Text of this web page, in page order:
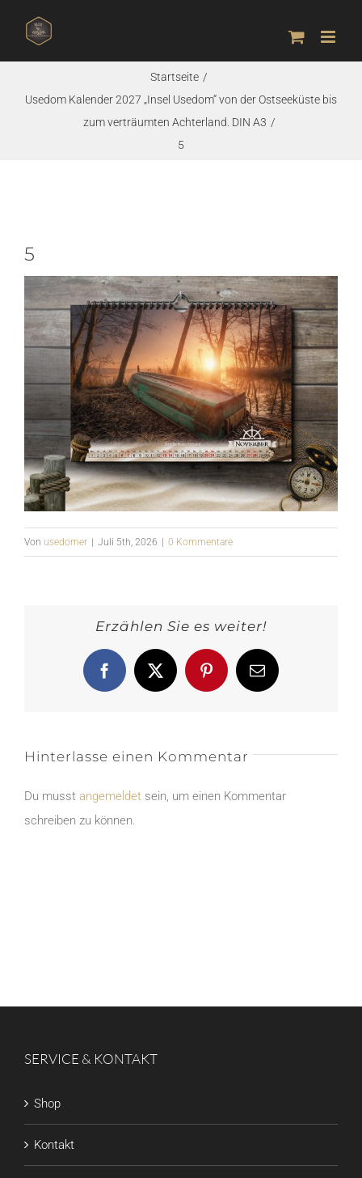
Inhalt
springen
Startseite
Usedom Kalender 2027 „Insel Usedom“ von der Ostseeküste bis
zum verträumten Achterland. DIN A3
5
5
Von usedomer Juli 5th, 2026 0 Kommentare
Erzählen Sie es weiter!
Facebook
X PinterestE-
Mail
Hinterlasse einen Kommentar
Du musst angemeldet sein, um einen Kommentar
schreiben zu können.
SERVICE & KONTAKT
Shop
Kontakt